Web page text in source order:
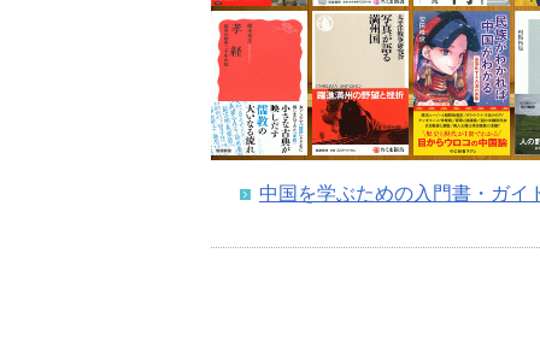
中国を学ぶための入門書・ガイ